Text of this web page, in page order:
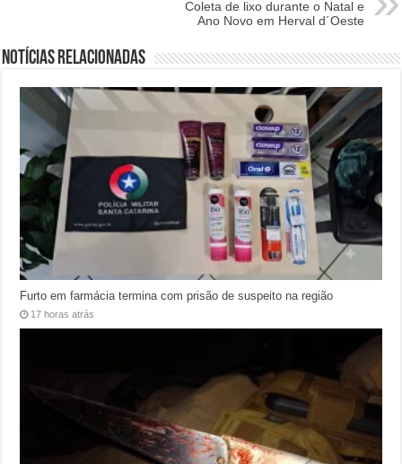
Coleta de lixo durante o Natal e
Ano Novo em Herval d´Oeste
Notícias relacionadas
Furto em farmácia termina com prisão de suspeito na região
17 horas atrás